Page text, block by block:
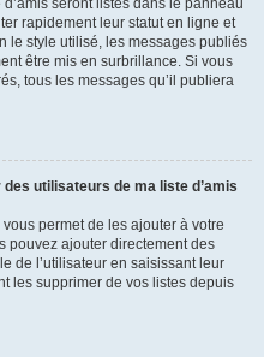
seront listés dans le panneau
rapidement leur statut en ligne et
le style utilisé, les messages publiés
être mis en surbrillance. Si vous
tous les messages qu’il publiera
utilisateurs de ma liste d’amis
permet de les ajouter à votre
pouvez ajouter directement des
de l’utilisateur en saisissant leur
les supprimer de vos listes depuis